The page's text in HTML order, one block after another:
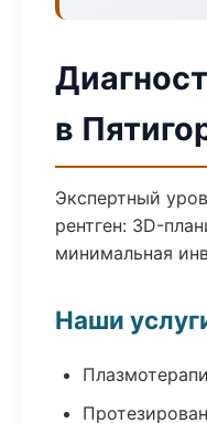
в
Экспертный
рентген: 3D-
минимальная
Наши